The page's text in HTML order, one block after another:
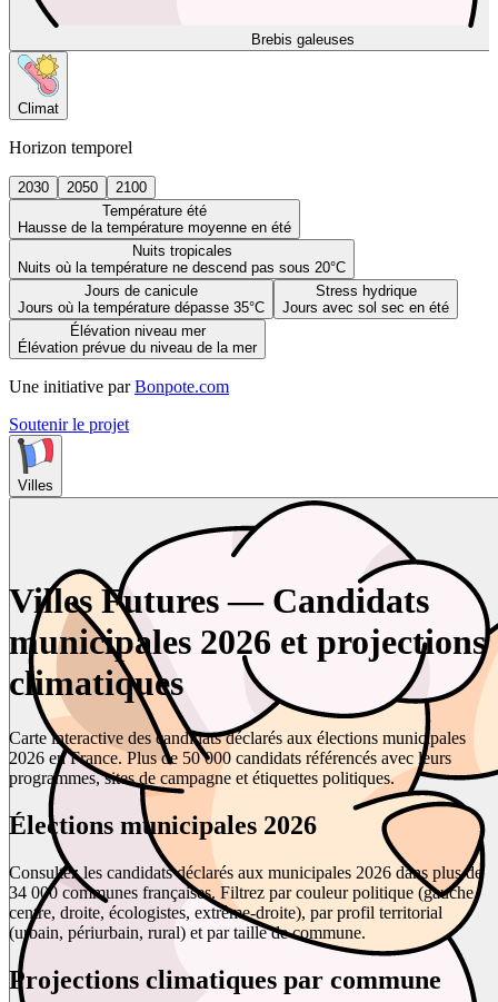
Brebis galeuses
Climat
Horizon temporel
2030 2050
2100
Température été
Hausse de la température moyenne en été
Nuits tropicales
Nuits où la température ne descend pas sous 20°C
Jours de canicule
Jours où la température dépasse 35°C
Stress hydrique
Jours avec sol sec en été
Élévation niveau mer
Élévation prévue du niveau de la mer
Une initiative par Bonpote.com
Soutenir le projet
Villes
Villes Futures — Candidats
municipales 2026 et projections
climatiques
Carte interactive des candidats déclarés aux élections municipales
2026 en France. Plus de 50 000 candidats référencés avec leurs
programmes, sites de campagne et étiquettes politiques.
Élections municipales 2026
Consultez les candidats déclarés aux municipales 2026 dans plus de
34 000 communes françaises. Filtrez par couleur politique (gauche,
centre, droite, écologistes, extrême-droite), par profil territorial
(urbain, périurbain, rural) et par taille de commune.
Projections climatiques par commune